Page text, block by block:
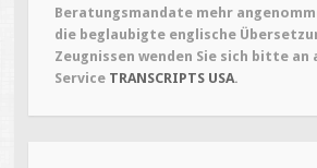
Beratungsmandate mehr
die beglaubigte englische
Zeugnissen wenden Sie sich bitte an
Service TRANSCRIPTS USA.